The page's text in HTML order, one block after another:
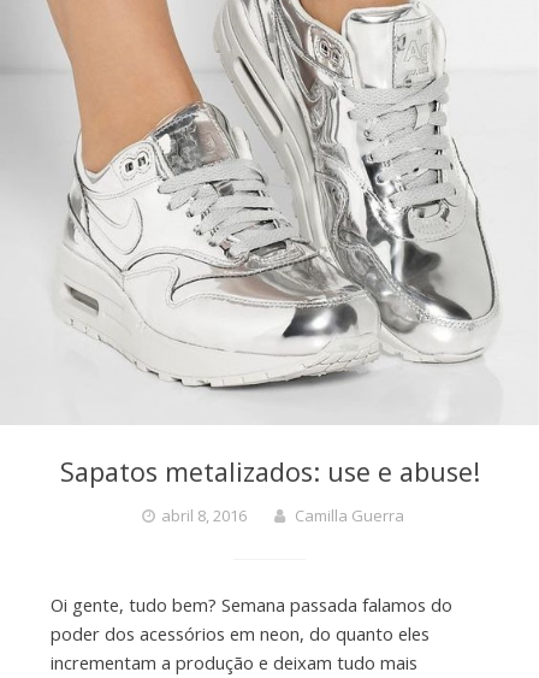
Sapatos metalizados: use e abuse!
abril 8, 2016 Camilla Guerra
Oi gente, tudo bem? Semana passada falamos do
poder dos acessórios em neon, do quanto eles
incrementam a produção e deixam tudo mais